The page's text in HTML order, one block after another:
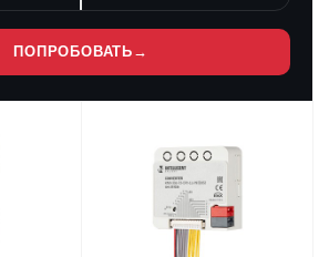
ПОПРОБОВАТЬ →